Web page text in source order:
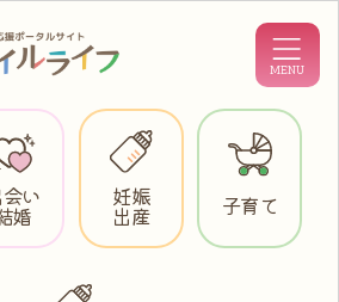
い
婚
妊娠
出産 子育て